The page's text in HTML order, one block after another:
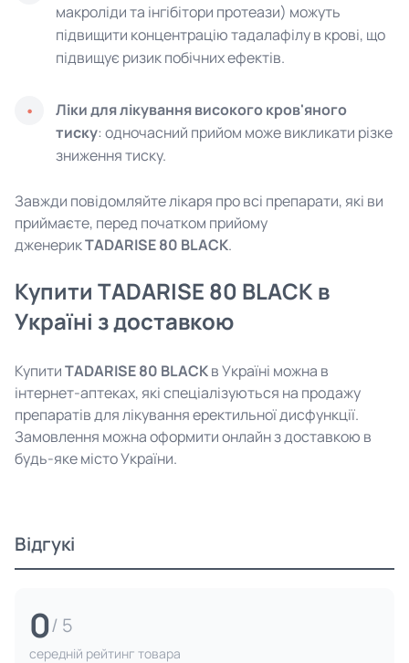
макроліди та інгібітори протеази) можуть
підвищити концентрацію тадалафілу в крові, що
підвищує ризик побічних ефектів.
Ліки для лікування високого кров'яного
тиску: одночасний прийом може викликати різке
зниження тиску.
Завжди повідомляйте лікаря про всі препарати, які ви
приймаєте, перед початком прийому
дженерикTADARISE 80 BLACK.
Купити TADARISE 80 BLACK в
Україні з доставкою
КупитиTADARISE 80 BLACKв Україні можна в
інтернет-аптеках, які спеціалізуються на продажу
препаратів для лікування еректильної дисфункції.
Замовлення можна оформити онлайн з доставкою в
будь-яке місто України.
Відгукі
0/ 5
cередній рейтинг товара